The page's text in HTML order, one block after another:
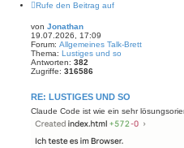
Rufe den Beitrag auf
von Jonathan
19.07.2026, 17:09
Forum: Allgemeines Talk-Brett
Thema: Lustiges und so
Antworten: 382
Zugriffe: 316586
RE: LUSTIGES UND SO
Claude Code ist wie ein sehr